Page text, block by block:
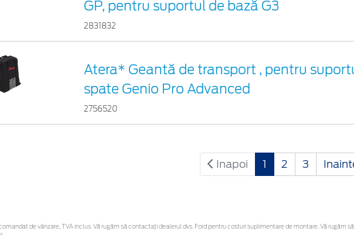
GP, pentru suportul de bază G3
2831832
Atera* Geantă de transport , pentru
spate Genio Pro Advanced
2756520
Inapoi 1 2 3
de vânzare, TVA inclus. Vă rugăm să contactaţi dealerul dvs. Ford pentru costuri suplimentare de montare. Vă